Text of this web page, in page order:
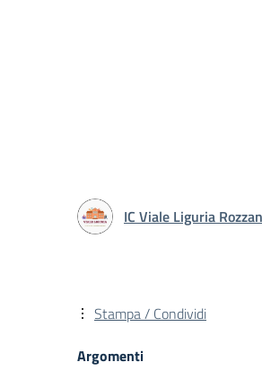
IC Viale Liguria
Stampa / Condividi
Argomenti